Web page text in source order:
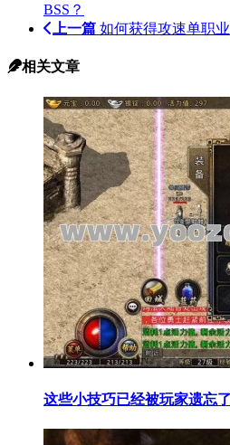
BSS？
上一篇 如何获得攻速单职
相关文章
这些小技巧已经被玩家遗忘了